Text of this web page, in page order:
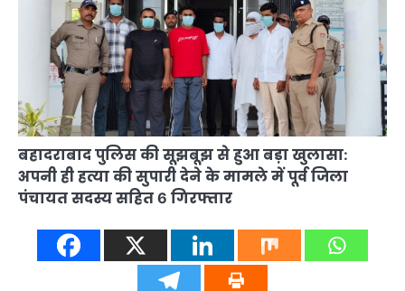
बहादराबाद पुलिस की सूझबूझ से हुआ बड़ा खुलासा:
अपनी ही हत्या की सुपारी देने के मामले में पूर्व जिला
पंचायत सदस्य सहित 6 गिरफ्तार